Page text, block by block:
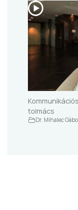
tolmács
Dr. Mihalec